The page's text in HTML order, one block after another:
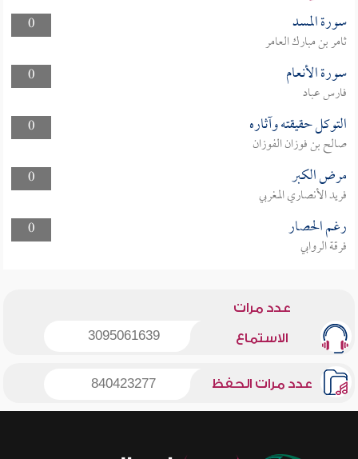
0 سورة المسد
ثامر بن مبارك العامر
0
سورة الأنعام
فارس عباد
0
التوكل حقيقته وآثاره
صالح بن فوزان الفوزان
0
مرض الكبر
فريد الأنصاري المغربي
0
رغم الحصار
فرقة الروابي
عدد مرات
الاستماع 3095061639
عدد مرات الحفظ 840423277